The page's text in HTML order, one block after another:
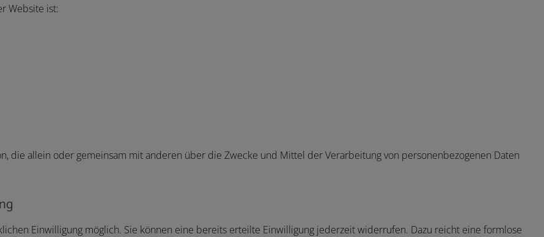
Website ist:
die allein oder gemeinsam mit anderen über die Zwecke und Mittel der Verarbeitung von personenbezogenen Daten
Einwilligung möglich. Sie können eine bereits erteilte Einwilligung jederzeit widerrufen. Dazu reicht eine formlose